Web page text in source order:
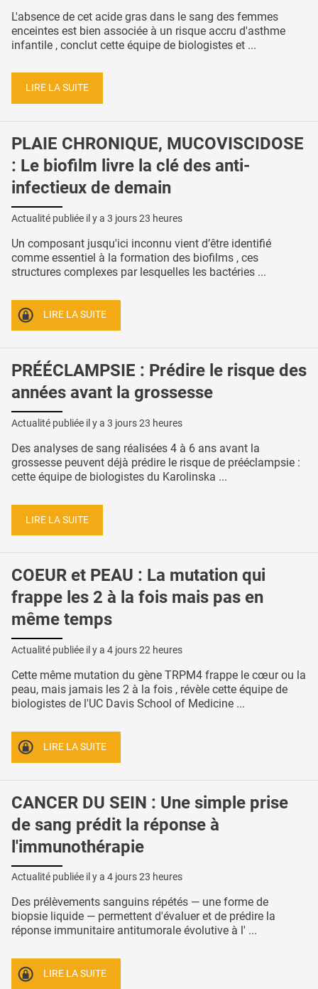
L'absence de cet acide gras dans le sang des femmes
enceintes est bien associée à un risque accru d'asthme
infantile , conclut cette équipe de biologistes et ...
LIRE LA SUITE
PLAIE CHRONIQUE, MUCOVISCIDOSE
: Le biofilm livre la clé des anti-
infectieux de demain
Actualité publiée il y a 3 jours 23 heures
Un composant jusqu'ici inconnu vient d’être identifié
comme essentiel à la formation des biofilms , ces
structures complexes par lesquelles les bactéries ...
LIRE LA SUITE
PRÉÉCLAMPSIE : Prédire le risque des
années avant la grossesse
Actualité publiée il y a 3 jours 23 heures
Des analyses de sang réalisées 4 à 6 ans avant la
grossesse peuvent déjà prédire le risque de prééclampsie :
cette équipe de biologistes du Karolinska ...
LIRE LA SUITE
COEUR et PEAU : La mutation qui
frappe les 2 à la fois mais pas en
même temps
Actualité publiée il y a 4 jours 22 heures
Cette même mutation du gène TRPM4 frappe le cœur ou la
peau, mais jamais les 2 à la fois , révèle cette équipe de
biologistes de l'UC Davis School of Medicine ...
LIRE LA SUITE
CANCER DU SEIN : Une simple prise
de sang prédit la réponse à
l'immunothérapie
Actualité publiée il y a 4 jours 23 heures
Des prélèvements sanguins répétés — une forme de
biopsie liquide — permettent d'évaluer et de prédire la
réponse immunitaire antitumorale évolutive à l' ...
LIRE LA SUITE